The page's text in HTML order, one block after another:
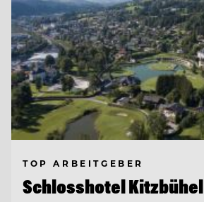
TOP ARBEITGEBER
Schlosshotel Kitzbühel